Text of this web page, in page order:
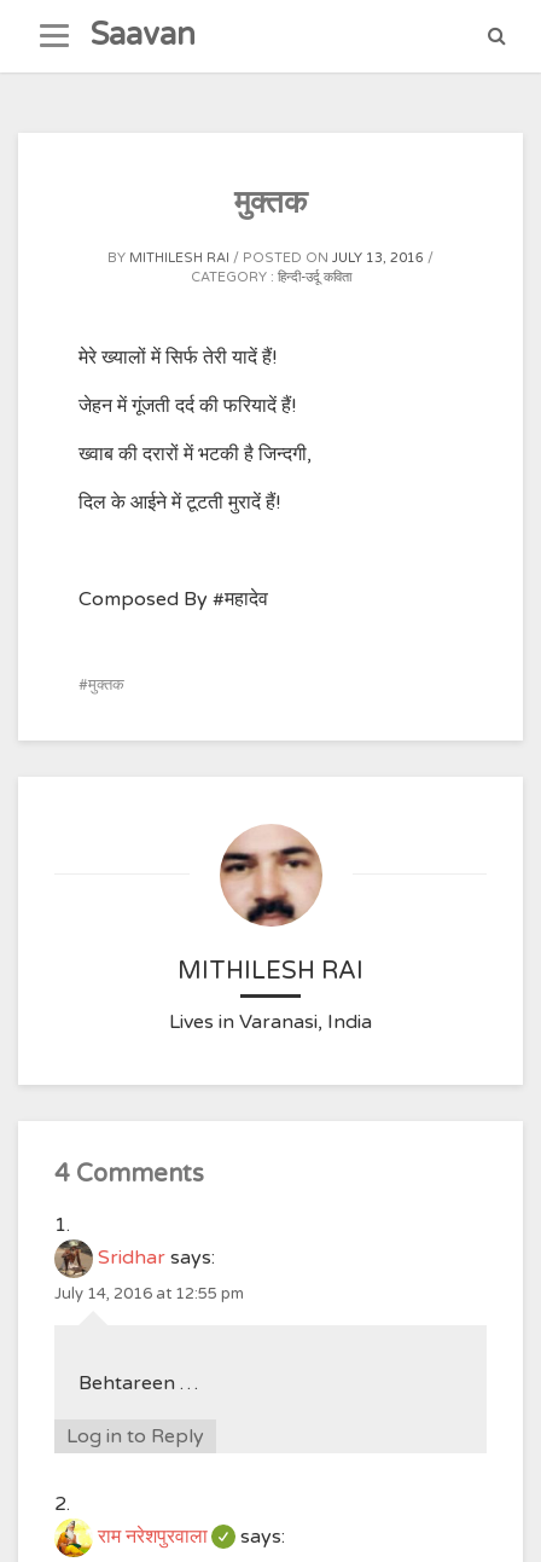
content
Saavan
मुक्तक
BY MITHILESH RAI POSTED ON JULY 13, 2016
CATEGORY : हिन्दी-उर्दू कविता
मेरे ख्यालों में सिर्फ तेरी यादें हैं!
जेहन में गूंजती दर्द की फरियादें हैं!
ख्वाब की दरारों में भटकी है जिन्दगी,
दिल के आईने में टूटती मुरादें हैं!
Composed By #महादेव
मुक्तक
MITHILESH RAI
Lives in Varanasi, India
4 Comments
Sridhar says:
July 14, 2016 at 12:55 pm
Behtareen …
Log in to Reply
राम नरेशपुरवाला says: